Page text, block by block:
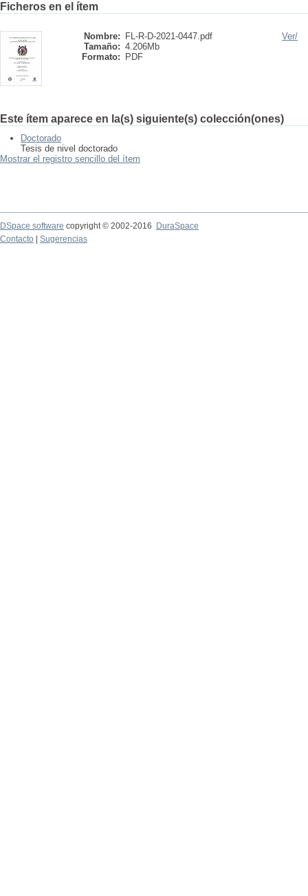
Ficheros en el ítem
Nombre:
FL-R-D-2021-0447.pdf
Tamaño: 4.206Mb
Formato:
PDF
Ver/
Este ítem aparece en la(s) siguiente(s) colección(ones)
Doctorado
Tesis de nivel doctorado
Mostrar el registro sencillo del ítem
DSpace software copyright © 2002-2016
DuraSpace
Contacto
Sugerencias